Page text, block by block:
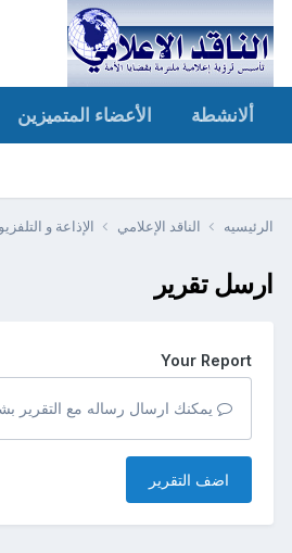
ألانشطة الأعضاء المتميزين
الرئيسيه الناقد الإعلامي الإذاعة و
ارسل تقرير
Your Report
يمكنك ارسال رساله مع التقرير
اضف التقرير